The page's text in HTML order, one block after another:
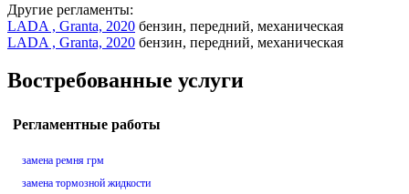
Другие регламенты:
LADA , Granta, 2020 бензин, передний, механическая
LADA , Granta, 2020 бензин, передний, механическая
Востребованные услуги
Регламентные работы
замена ремня грм
замена тормозной жидкости